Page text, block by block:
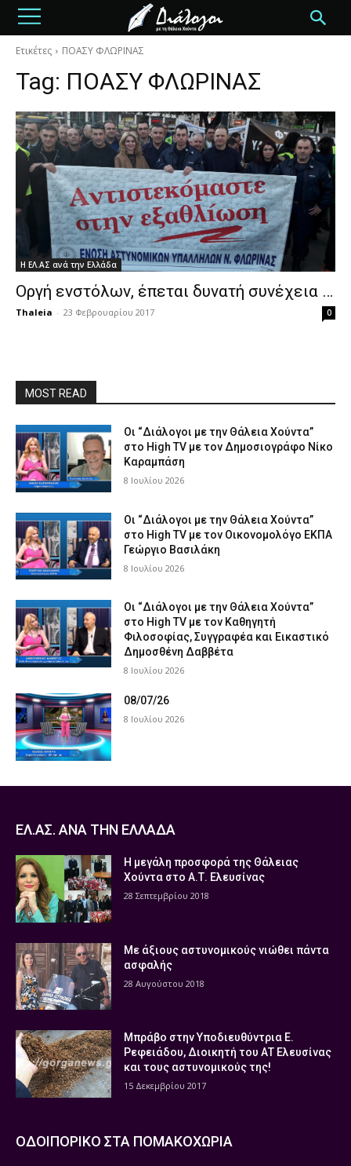
Ετικέτες ΠΟΑΣΥ ΦΛΩΡΙΝΑΣ
Tag: ΠΟΑΣΥ ΦΛΩΡΙΝΑΣ
Η ΕΛ.ΑΣ ανά την Ελλάδα
Οργή ενστόλων, έπεται δυνατή συνέχεια …
Thaleia - 23 Φεβρουαρίου 2017 0
MOST READ
Οι “Διάλογοι με την Θάλεια Χούντα”
στο High TV με τον Δημοσιογράφο Νίκο
Καραμπάση
8 Ιουλίου 2026
Οι “Διάλογοι με την Θάλεια Χούντα”
στο High TV με τον Οικονομολόγο ΕΚΠΑ
Γεώργιο Βασιλάκη
8 Ιουλίου 2026
Οι “Διάλογοι με την Θάλεια Χούντα”
στο High TV με τον Καθηγητή
Φιλοσοφίας, Συγγραφέα και Εικαστικό
Δημοσθένη Δαββέτα
8 Ιουλίου 2026
08/07/26
8 Ιουλίου 2026
ΕΛ.ΑΣ. ΑΝΑ ΤΗΝ ΕΛΛΑΔΑ
Η μεγάλη προσφορά της Θάλειας
Χούντα στο Α.Τ. Ελευσίνας
28 Σεπτεμβρίου 2018
Με άξιους αστυνομικούς νιώθει πάντα
ασφαλής
28 Αυγούστου 2018
Μπράβο στην Υποδιευθύντρια Ε.
Ρεφειάδου, Διοικητή του ΑΤ Ελευσίνας
και τους αστυνομικούς της!
15 Δεκεμβρίου 2017
ΟΔΟΙΠΟΡΙΚΟ ΣΤΑ ΠΟΜΑΚΟΧΩΡΙΑ